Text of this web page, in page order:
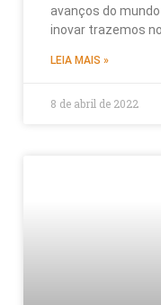
avanços do
inovar trazemos
LEIA MAIS »
8 de abril de 2022